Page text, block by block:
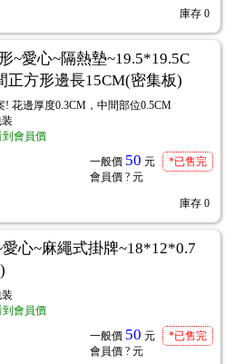
庫存 0
~愛心~隔熱墊~19.5*19.5C
正方形邊長15CM(密集板)
! 花邊厚度0.3CM，中間部位0.5CM
到會員價
一般價 50 元
會員價 ? 元
*已售完
庫存 0
愛心~麻繩式掛牌~18*12*0.7
到會員價
一般價 50 元
會員價 ? 元
*已售完